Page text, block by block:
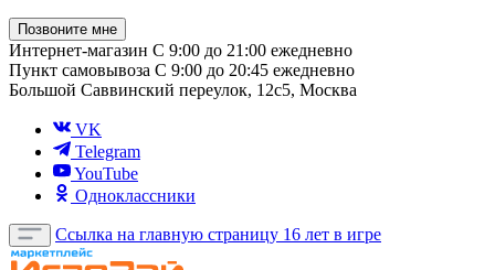
Позвоните мне
Интернет-магазин С 9:00 до 21:00 ежедневно
Пункт самовывоза С 9:00 до 20:45 ежедневно
Большой Саввинский переулок, 12с5, Москва
VK
Telegram
YouTube
Одноклассники
Ссылка на главную страницу 16 лет в игре